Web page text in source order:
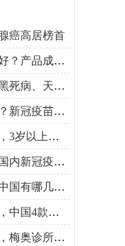
癌高居榜首
品成分是关
、天花上榜
疫苗具体哪
上能打新冠
冠疫苗怎么
哪几种新冠
款疫苗上榜
诊所居榜首